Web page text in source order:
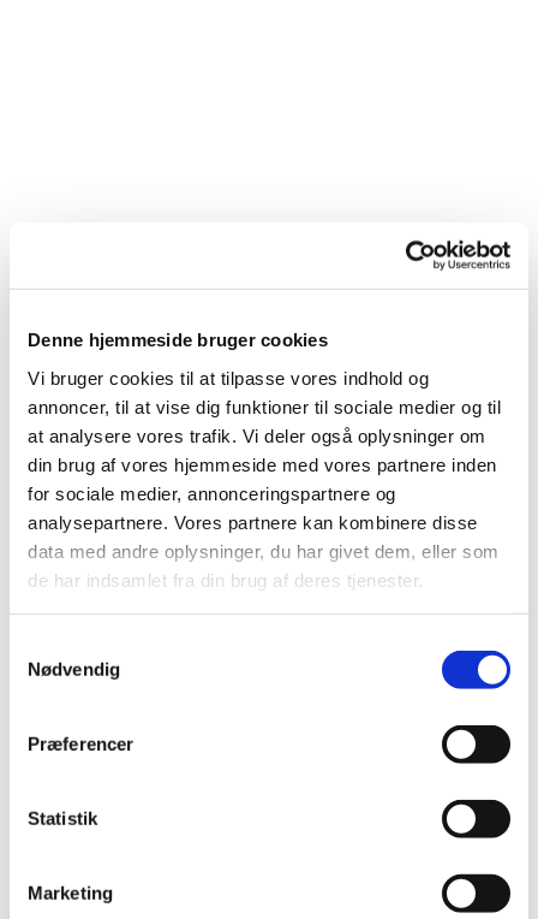
Denne hjemmeside bruger cookies
Vi bruger cookies til at tilpasse vores indhold og
annoncer, til at vise dig funktioner til sociale medier og til
at analysere vores trafik. Vi deler også oplysninger om
din brug af vores hjemmeside med vores partnere inden
for sociale medier, annonceringspartnere og
analysepartnere. Vores partnere kan kombinere disse
data med andre oplysninger, du har givet dem, eller som
de har indsamlet fra din brug af deres tjenester.
Nødvendig
Præferencer
Statistik
Marketing
Du vil måske også kunne lide...